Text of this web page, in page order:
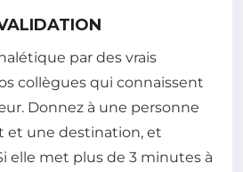
par des vrais
collègues qui connaissent
Donnez à une personne
et une destination, et
elle met plus de 3 minutes à